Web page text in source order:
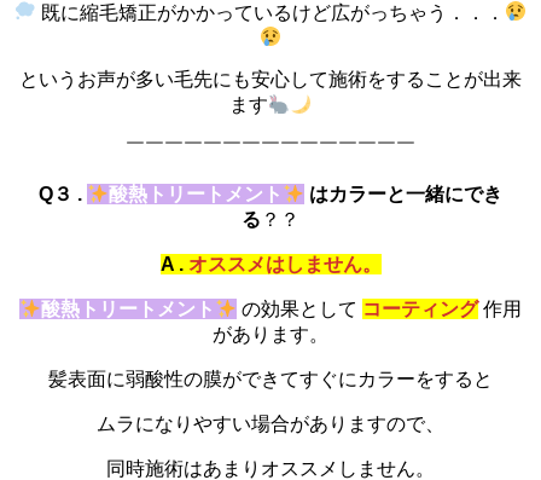
既に縮毛矯正がかかっているけど広がっちゃう．．．
というお声が多い毛先にも安心して施術をすることが出来
ます
￣￣￣￣￣￣￣￣￣￣￣￣￣￣￣
Q３ . 酸熱トリートメント
はカラーと一緒にでき
る ？？
A .オススメはしません。
酸熱トリートメント の効果として コーティング作用
があります。
髪表面に弱酸性の膜ができてすぐにカラーをすると
ムラになりやすい場合がありますので、
同時施術はあまりオススメしません。